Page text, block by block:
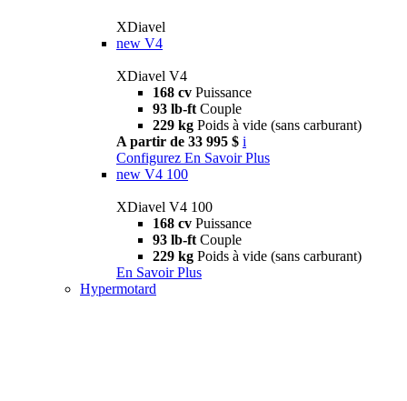
XDiavel
new V4
XDiavel V4
168 cv Puissance
93 lb-ft Couple
229 kg Poids à vide (sans carburant)
A partir de 33 995 $ i
Configurez En Savoir Plus
new V4 100
XDiavel V4 100
168 cv Puissance
93 lb-ft Couple
229 kg Poids à vide (sans carburant)
En Savoir Plus
Hypermotard